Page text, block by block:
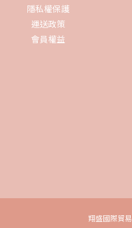
隱私權保護
運送政策
會員權益
翔盛國際貿